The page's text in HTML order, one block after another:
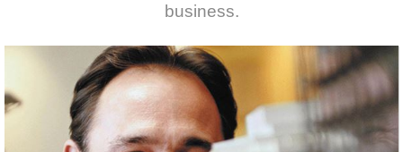
business.